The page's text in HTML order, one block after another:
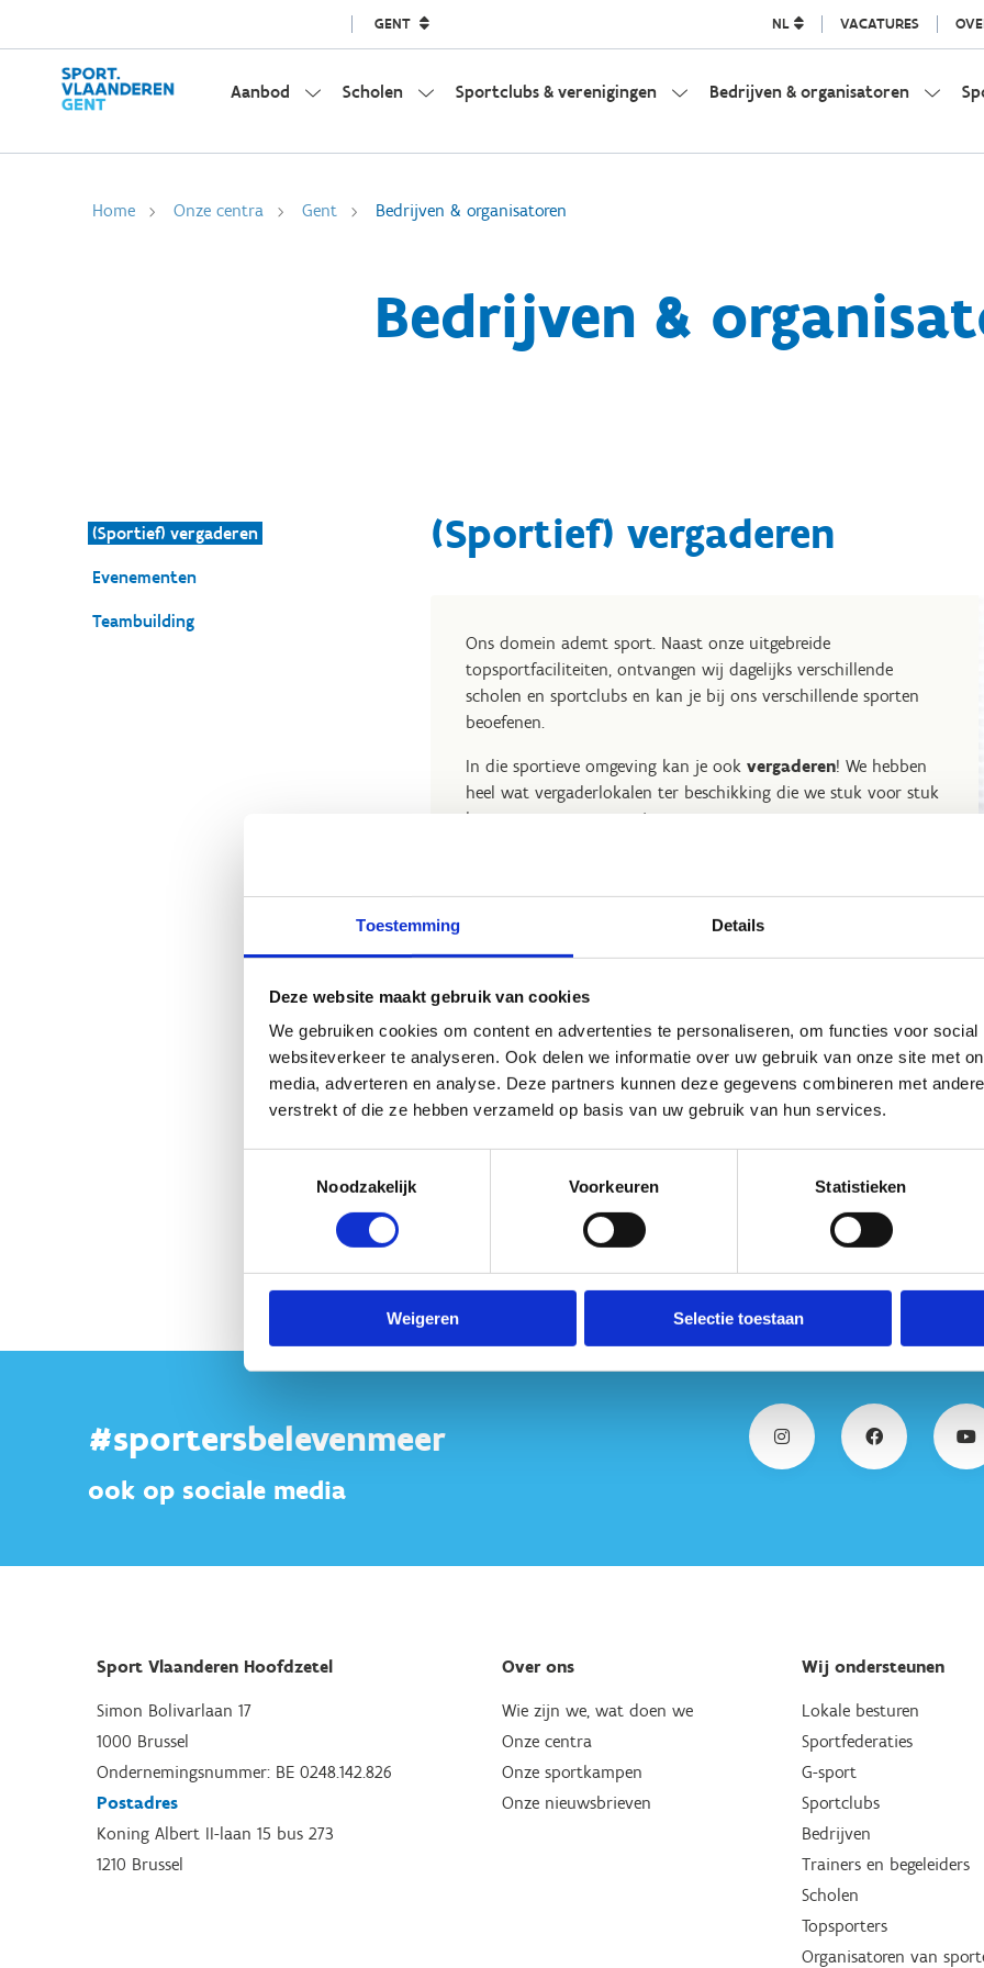
Toestemming Details
Deze website maakt gebruik van cookies
We gebruiken cookies om content en advertenties te personaliseren, om functies voor
websiteverkeer te analyseren. Ook delen we informatie over uw gebruik van onze site met
media, adverteren en analyse. Deze partners kunnen deze gegevens combineren met
verstrekt of die ze hebben verzameld op basis van uw gebruik van hun services.
Noodzakelijk
Voorkeuren Statistieken
Weigeren Selectie toestaan
GENT NL VACATURES
Aanbod Scholen Sportclubs & verenigingen Bedrijven & organisatoren
Home Onze centra Gent Bedrijven & organisatoren
Bedrijven &
(Sportief) vergaderen
Evenementen
Teambuilding
(Sportief) vergaderen
Ons domein ademt sport. Naast onze uitgebreide
topsportfaciliteiten, ontvangen wij dagelijks verschillende
scholen en sportclubs en kan je bij ons verschillende sporten
beoefenen.
In die sportieve omgeving kan je ook vergaderen! We hebben
heel wat vergaderlokalen ter beschikking die we stuk voor stuk
kunnen aanpassen aan jouw wensen.
rechtstreeks contacteren voor het sportieve gedeelte. Bij ons
Ontdek onze opleidingslokalen en vergaderzalen
Organiseer een teambuilding
#sportersbelevenmeer
ook op sociale media
Sport Vlaanderen Hoofdzetel
Simon Bolivarlaan 17
1000 Brussel
Ondernemingsnummer: BE 0248.142.826
Postadres
Koning Albert II-laan 15 bus 273
1210 Brussel
Over ons
Wie zijn we, wat doen we
Onze centra
Onze sportkampen
Onze nieuwsbrieven
Wij ondersteunen
Lokale besturen
Sportfederaties
G-sport
Sportclubs
Bedrijven
Trainers en begeleiders
Scholen
Topsporters
Organisatoren van